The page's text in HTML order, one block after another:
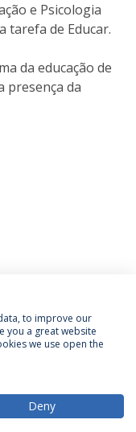
e Psicologia
tarefa de Educar.
da educação de
presença da
& Condições
to improve our
you a great website
we use open the
Deny